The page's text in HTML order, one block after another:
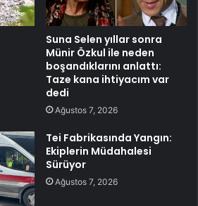
Suna Selen yıllar sonra
Münir Özkul ile neden
boşandıklarını anlattı:
Taze kana ihtiyacım var
dedi
Ağustos 7, 2026
Tei Fabrikasında Yangın:
Ekiplerin Müdahalesi
Sürüyor
Ağustos 7, 2026